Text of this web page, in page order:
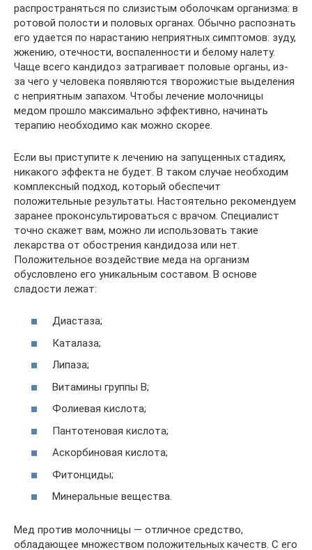
распространяться по слизистым оболочкам организма: в
ротовой полости и половых органах. Обычно распознать
его удается по нарастанию неприятных симптомов: зуду,
жжению, отечности, воспаленности и белому налету.
Чаще всего кандидоз затрагивает половые органы, из-
за чего у человека появляются творожистые выделения
с неприятным запахом. Чтобы лечение молочницы
медом прошло максимально эффективно, начинать
терапию необходимо как можно скорее.
Если вы приступите к лечению на запущенных стадиях,
никакого эффекта не будет. В таком случае необходим
комплексный подход, который обеспечит
положительные результаты. Настоятельно рекомендуем
заранее проконсультироваться с врачом. Специалист
точно скажет вам, можно ли использовать такие
лекарства от обострения кандидоза или нет.
Положительное воздействие меда на организм
обусловлено его уникальным составом. В основе
сладости лежат:
Диастаза;
Каталаза;
Липаза;
Витамины группы В;
Фолиевая кислота;
Пантотеновая кислота;
Аскорбиновая кислота;
Фитонциды;
Минеральные вещества.
Мед против молочницы — отличное средство,
обладающее множеством положительных качеств. С его